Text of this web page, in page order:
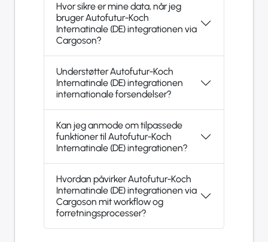
Hvor sikre er mine data, når jeg
bruger Autofutur-Koch
Internatinale (DE) integrationen via
Cargoson?
Understøtter Autofutur-Koch
Internatinale (DE) integrationen
internationale forsendelser?
Kan jeg anmode om tilpassede
funktioner til Autofutur-Koch
Internatinale (DE) integrationen?
Hvordan påvirker Autofutur-Koch
Internatinale (DE) integrationen via
Cargoson mit workflow og
forretningsprocesser?